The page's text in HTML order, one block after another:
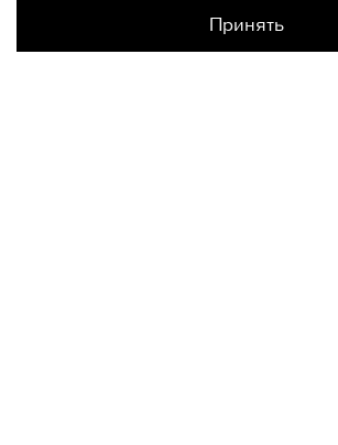
Принять